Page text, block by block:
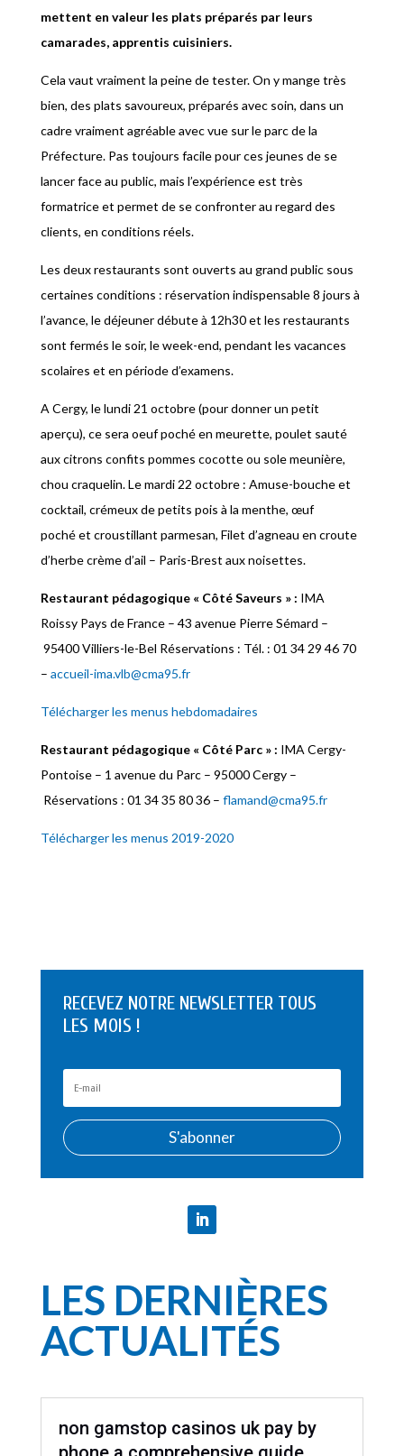
mettent en valeur les plats préparés par leurs
camarades, apprentis cuisiniers.
Cela vaut vraiment la peine de tester. On y mange très
bien, des plats savoureux, préparés avec soin, dans un
cadre vraiment agréable avec vue sur le parc de la
Préfecture. Pas toujours facile pour ces jeunes de se
lancer face au public, mais l’expérience est très
formatrice et permet de se confronter au regard des
clients, en conditions réels.
Les deux restaurants sont ouverts au grand public sous
certaines conditions : réservation indispensable 8 jours à
l’avance, le déjeuner débute à 12h30 et les restaurants
sont fermés le soir, le week-end, pendant les vacances
scolaires et en période d’examens.
A Cergy, le lundi 21 octobre (pour donner un petit
aperçu), ce sera oeuf poché en meurette, poulet sauté
aux citrons confits pommes cocotte ou sole meunière,
chou craquelin. Le mardi 22 octobre : Amuse-bouche et
cocktail, crémeux de petits pois à la menthe, œuf
poché et croustillant parmesan, Filet d’agneau en croute
d’herbe crème d’ail – Paris-Brest aux noisettes.
Restaurant pédagogique « Côté Saveurs » : IMA
Roissy Pays de France – 43 avenue Pierre Sémard –
95400 Villiers-le-Bel Réservations : Tél. : 01 34 29 46 70
– accueil-ima.vlb@cma95.fr
Télécharger les menus hebdomadaires
Restaurant pédagogique « Côté Parc » : IMA Cergy-
Pontoise – 1 avenue du Parc – 95000 Cergy –
Réservations : 01 34 35 80 36 – flamand@cma95.fr
Télécharger les menus 2019-2020
RECEVEZ NOTRE NEWSLETTER TOUS
LES MOIS !
S'abonner
LES DERNIÈRES
ACTUALITÉS
non gamstop casinos uk pay by